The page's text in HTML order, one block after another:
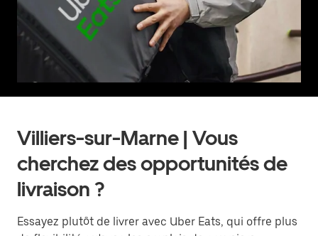
Villiers-sur-Marne | Vous
cherchez des opportunités de
livraison ?
Essayez plutôt de livrer avec Uber Eats, qui offre plus